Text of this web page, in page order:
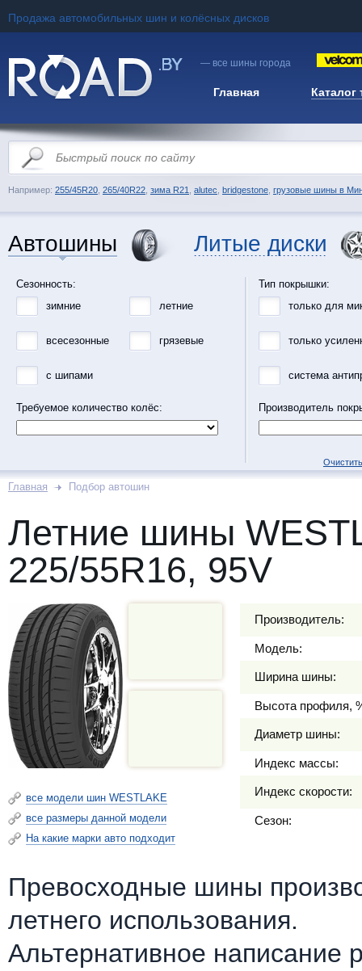
Продажа автомобильных шин и колёсных дисков
— все шины города
Главная Каталог
Например: 255/45R20 265/40R22 зима R21 alutec bridgestone грузовые шины в
Автошины Литые диски
Сезонность:
зимние
летние
всесезонные грязевые
с шипами
Требуемое количество колёс:
Тип покрышки:
только для
только
система
Производитель
Главная Подбор автошин
Летние шины
225/55R16, 95V
все модели шин WESTLAKE
все размеры данной модели
На какие марки авто подходит
Производитель:
Модель:
Ширина шины:
Высота профиля,
Диаметр шины:
Индекс массы:
Индекс скорости:
Сезон:
Превосходные шины
летнего использования.
Альтернативное написание